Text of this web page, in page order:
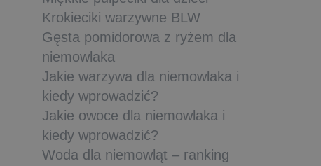
Krokieciki warzywne BLW
Gęsta pomidorowa z ryżem dla
niemowlaka
Jakie warzywa dla niemowlaka i
kiedy wprowadzić?
Jakie owoce dla niemowlaka i
kiedy wprowadzić?
Woda dla niemowląt – ranking